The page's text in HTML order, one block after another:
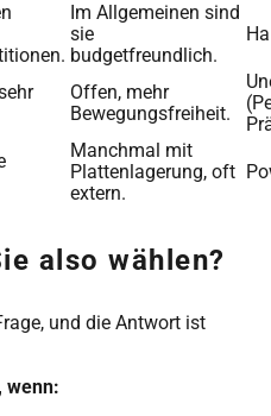
Im Allgemeinen sind
sie
budgetfreundlich.
Offen, mehr
Bewegungsfreiheit.
Manchmal mit
Plattenlagerung, oft
extern.
also wählen?
und die Antwort ist
wenn: